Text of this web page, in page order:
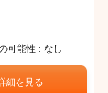
可能性 : なし
細を見る